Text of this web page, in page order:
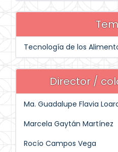
Tecnología de los
Director /
Ma. Guadalupe Flavia
Marcela Gaytán Martínez
Rocío Campos Vega